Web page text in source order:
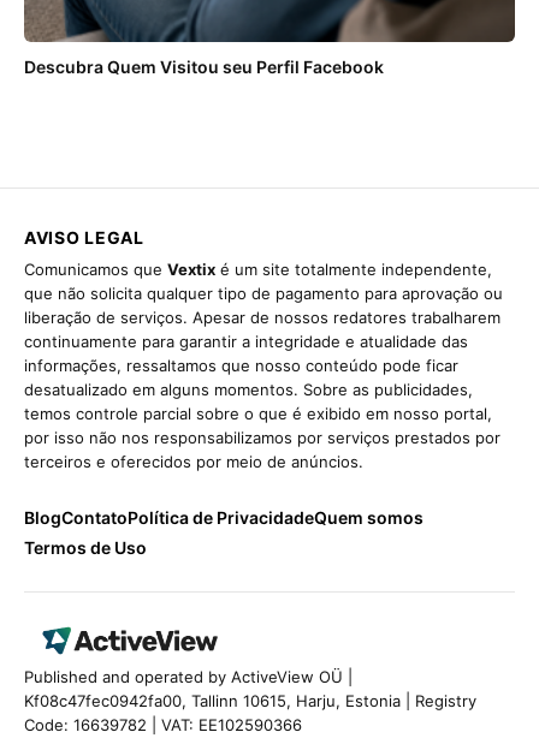
Descubra Quem Visitou seu Perfil Facebook
AVISO LEGAL
Comunicamos que Vextix é um site totalmente independente,
que não solicita qualquer tipo de pagamento para aprovação ou
liberação de serviços. Apesar de nossos redatores trabalharem
continuamente para garantir a integridade e atualidade das
informações, ressaltamos que nosso conteúdo pode ficar
desatualizado em alguns momentos. Sobre as publicidades,
temos controle parcial sobre o que é exibido em nosso portal,
por isso não nos responsabilizamos por serviços prestados por
terceiros e oferecidos por meio de anúncios.
BlogContatoPolítica de PrivacidadeQuem somos
Termos de Uso
Published and operated by ActiveView OÜ |
Kf08c47fec0942fa00, Tallinn 10615, Harju, Estonia | Registry
Code: 16639782 | VAT: EE102590366